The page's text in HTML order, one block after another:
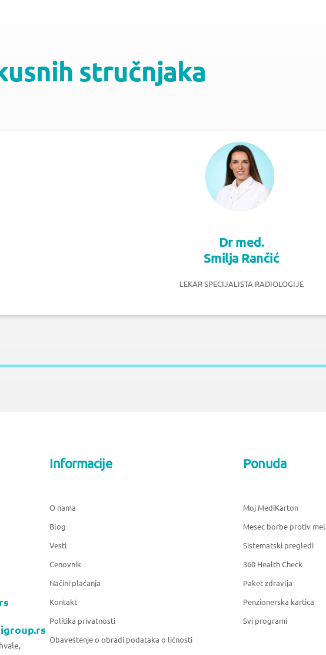
stručnjaka
Dr med.
Smilja Rančić
LEKAR SPECIJALISTA RADIOLOGIJE
Informacije
O nama
Blog
Vesti
Cenovnik
Načini plaćanja
Kontakt
Politika privatnosti
Obaveštenje o obradi podataka o ličnosti
Ponuda
Moj MediKarton
Mesec borbe protiv
Sistematski pregledi
360 Health Check
Paket zdravlja
Penzionerska kartica
Svi programi